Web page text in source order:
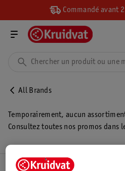
Commandé avant
All Brands
Temporairement, aucun
Consultez toutes nos promos dans